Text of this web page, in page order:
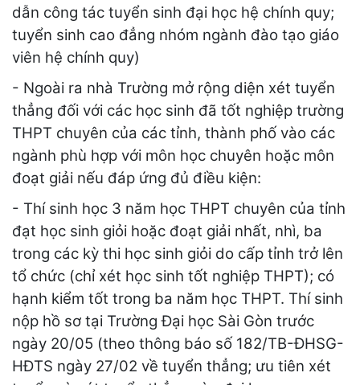
dẫn công tác tuyển sinh đại học hệ chính quy;
tuyển sinh cao đẳng nhóm ngành đào tạo giáo
viên hệ chính quy)
- Ngoài ra nhà Trường mở rộng diện xét tuyển
thẳng đối với các học sinh đã tốt nghiệp trường
THPT chuyên của các tỉnh, thành phố vào các
ngành phù hợp với môn học chuyên hoặc môn
đoạt giải nếu đáp ứng đủ điều kiện:
- Thí sinh học 3 năm học THPT chuyên của tỉnh
đạt học sinh giỏi hoặc đoạt giải nhất, nhì, ba
trong các kỳ thi học sinh giỏi do cấp tỉnh trở lên
tổ chức (chỉ xét học sinh tốt nghiệp THPT); có
hạnh kiểm tốt trong ba năm học THPT. Thí sinh
nộp hồ sơ tại Trường Đại học Sài Gòn trước
ngày 20/05 (theo thông báo số 182/TB-ĐHSG-
HĐTS ngày 27/02 về tuyển thẳng; ưu tiên xét